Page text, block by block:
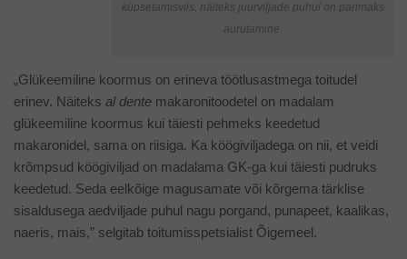
küpsetamisviis, näiteks juurviljade puhul on parimaks
aurutamine.
„Glükeemiline koormus on erineva töötlusastmega toitudel
erinev. Näiteks al dente makaronitoodetel on madalam
glükeemiline koormus kui täiesti pehmeks keedetud
makaronidel, sama on riisiga. Ka köögiviljadega on nii, et veidi
krõmpsud köögiviljad on madalama GK-ga kui täiesti pudruks
keedetud. Seda eelkõige magusamate või kõrgema tärklise
sisaldusega aedviljade puhul nagu porgand, punapeet, kaalikas,
naeris, mais,” selgitab toitumisspetsialist Õigemeel.